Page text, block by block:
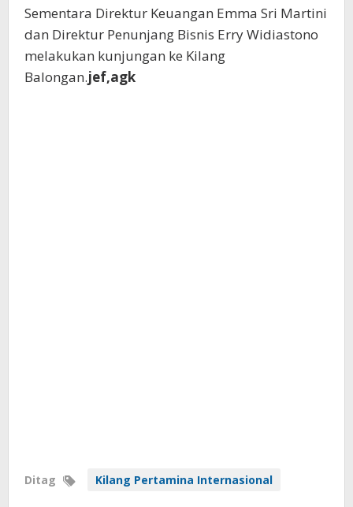
Sementara Direktur Keuangan Emma Sri Martini
dan Direktur Penunjang Bisnis Erry Widiastono
melakukan kunjungan ke Kilang
Balongan.jef,agk
Ditag Kilang Pertamina Internasional